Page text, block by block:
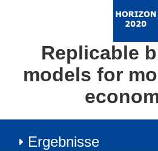
Replicable
models for
Ergebnisse